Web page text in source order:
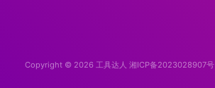
Copyright © 2026 工具达人 湘ICP备2023028907号